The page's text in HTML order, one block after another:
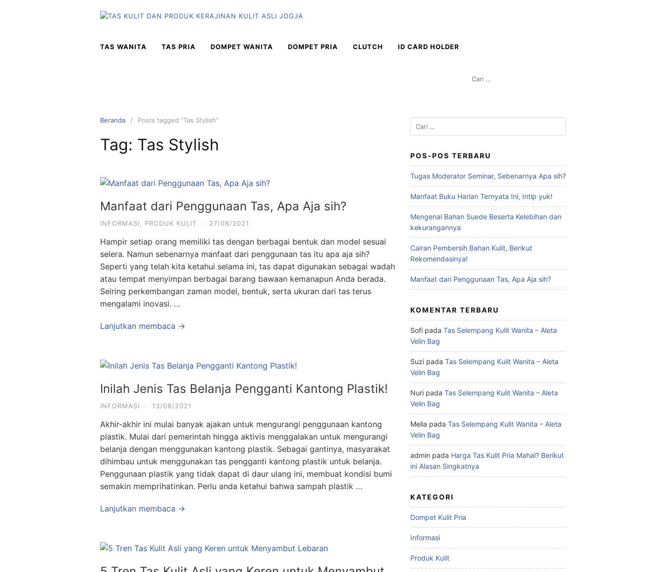
TAS WANITA TAS PRIA DOMPET WANITA DOMPET PRIA CLUTCH ID CARD HOLDER
Beranda Posts tagged “Tas Stylish”
Tag: Tas Stylish
Manfaat dari Penggunaan Tas, Apa Aja sih?
INFORMASI PRODUK KULIT · 27/08/2021
Hampir setiap orang memiliki tas dengan berbagai bentuk dan model sesuai
selera. Namun sebenarnya manfaat dari penggunaan tas itu apa aja sih?
Seperti yang telah kita ketahui selama ini, tas dapat digunakan sebagai wadah
atau tempat menyimpan berbagai barang bawaan kemanapun Anda berada.
Seiring perkembangan zaman model, bentuk, serta ukuran dari tas terus
mengalami inovasi. …
Lanjutkan membaca →
Inilah Jenis Tas Belanja Pengganti Kantong Plastik!
INFORMASI · 13/08/2021
Akhir-akhir ini mulai banyak ajakan untuk mengurangi penggunaan kantong
plastik. Mulai dari pemerintah hingga aktivis menggalakan untuk mengurangi
belanja dengan menggunakan kantong plastik. Sebagai gantinya, masyarakat
dihimbau untuk menggunakan tas pengganti kantong plastik untuk belanja.
Penggunaan plastik yang tidak dapat di daur ulang ini, membuat kondisi bumi
semakin memprihatinkan. Perlu anda ketahui bahwa sampah plastik …
Lanjutkan membaca →
Cari
untuk:
POS-POS TERBARU
Tugas Moderator Seminar, Sebenarnya Apa sih?
Manfaat Buku Harian Ternyata Ini, Intip yuk!
Mengenal Bahan Suede Beserta Kelebihan dan
kekurangannya
Cairan Pembersih Bahan Kulit, Berikut
Rekomendasinya!
Manfaat dari Penggunaan Tas, Apa Aja sih?
KOMENTAR TERBARU
Sofipada Tas Selempang Kulit Wanita – Aleta
Velin Bag
Suzipada Tas Selempang Kulit Wanita – Aleta
Velin Bag
Nuripada Tas Selempang Kulit Wanita – Aleta
Velin Bag
Melia pada Tas Selempang Kulit Wanita – Aleta
Velin Bag
admin pada Harga Tas Kulit Pria Mahal? Berikut
ini Alasan Singkatnya
KATEGORI
Dompet Kulit Pria
Informasi
Produk Kulit